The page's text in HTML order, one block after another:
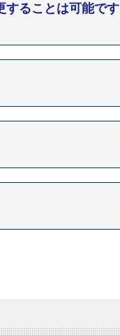
することは可能です